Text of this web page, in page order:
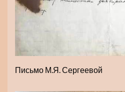
Письмо М.Я. Сергеевой